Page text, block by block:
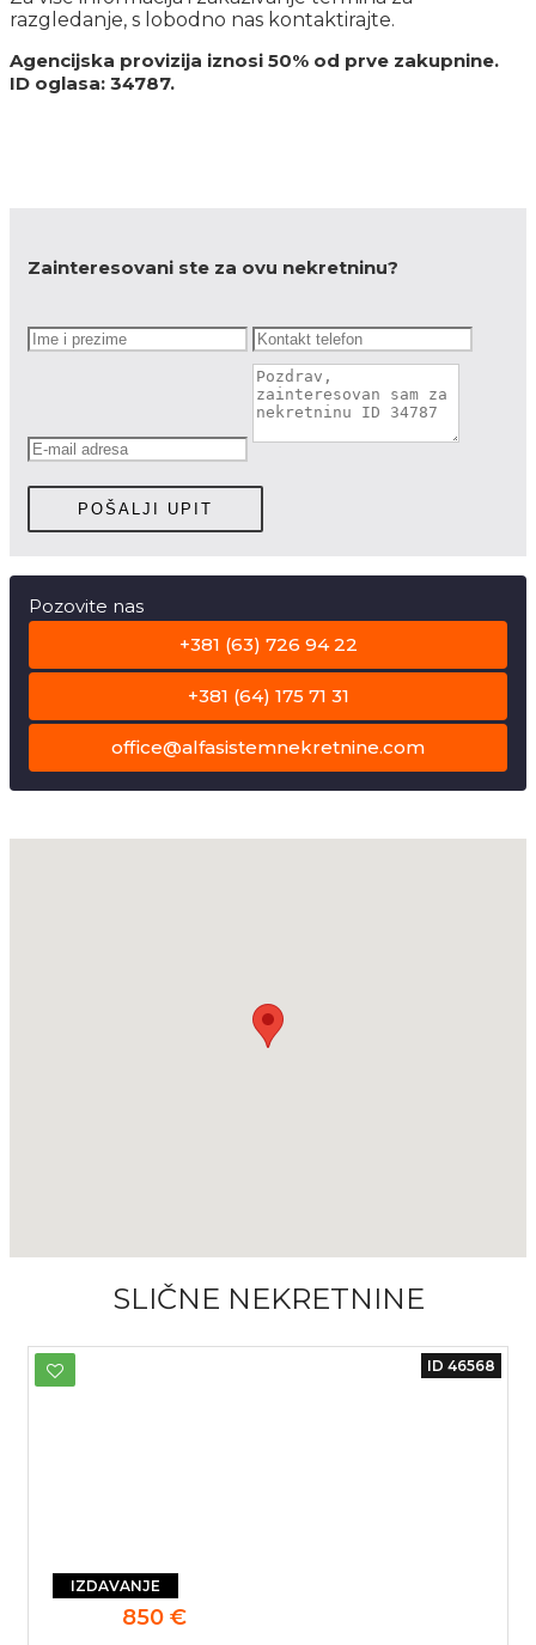
razgledanje, s lobodno nas kontaktirajte.
Agencijska provizija iznosi 50% od prve zakupnine.
ID oglasa: 34787.
Zainteresovani ste za ovu nekretninu?
POŠALJI UPIT
Pozovite nas
+381 (63) 726 94 22
+381 (64) 175 71 31
office@alfasistemnekretnine.com
SLIČNE NEKRETNINE
IZDAVANJE
850 €
ID 46568